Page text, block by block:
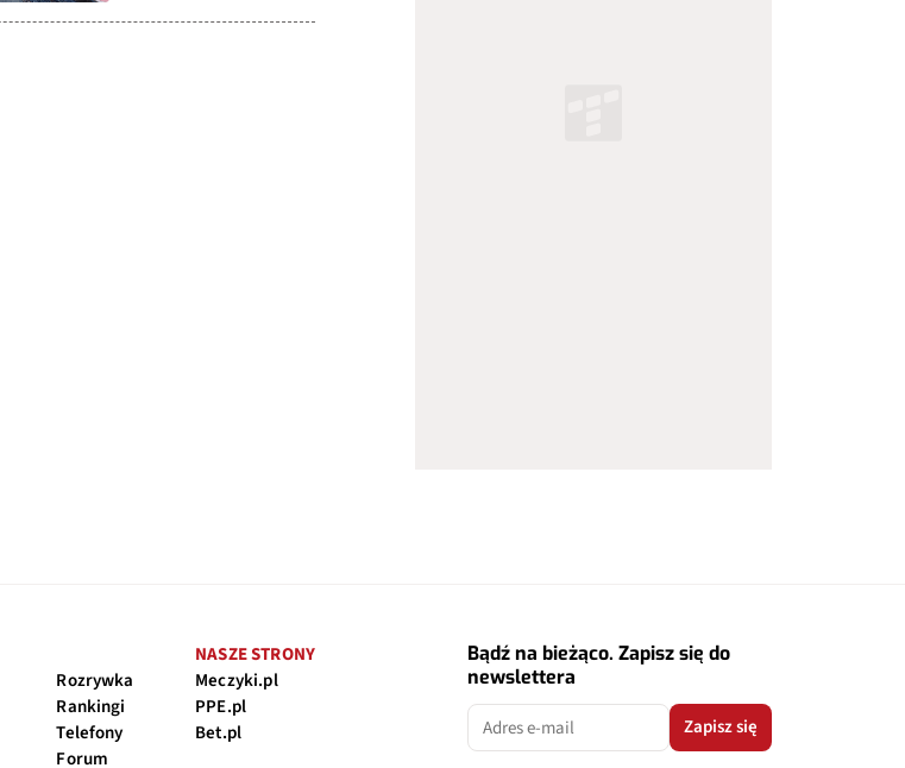
Rozrywka
Rankingi
Telefony
Forum
NASZE STRONY
Meczyki.pl
PPE.pl
Bet.pl
Bądź na bieżąco. Zapisz się do
newslettera
Zapisz się